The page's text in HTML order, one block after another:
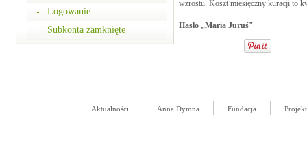
Logowanie
Subkonta zamknięte
wzrostu. Koszt miesięczny kuracji to
Hasło „Maria Juruś"
Aktualności Anna Dymna Fundacja